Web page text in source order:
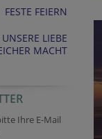
FESTE FEIERN
LIEBE
MACHT
Ihre E-Mail